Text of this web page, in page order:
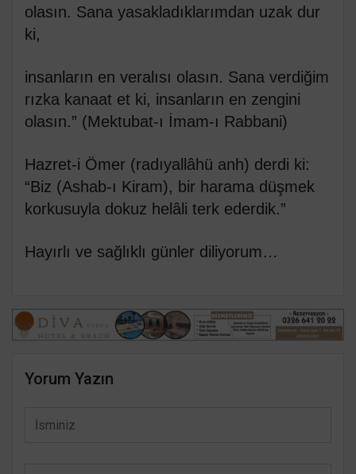
olasın. Sana yasakladıklarımdan uzak dur
ki,
insanların en veralısı olasın. Sana verdiğim
rızka kanaat et ki, insanların en zengini
olasın.” (Mektubat-ı İmam-ı Rabbani)
Hazret-i Ömer (radıyallâhü anh) derdi ki:
“Biz (Ashab-ı Kiram), bir harama düşmek
korkusuyla dokuz helâli terk ederdik.”
Hayırlı ve sağlıklı günler diliyorum…
Yorum Yazın